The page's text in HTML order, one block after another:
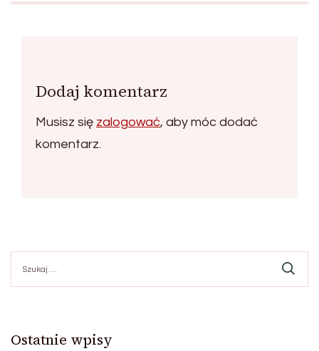
Dodaj komentarz
Musisz się zalogować, aby móc dodać
komentarz.
Ostatnie wpisy